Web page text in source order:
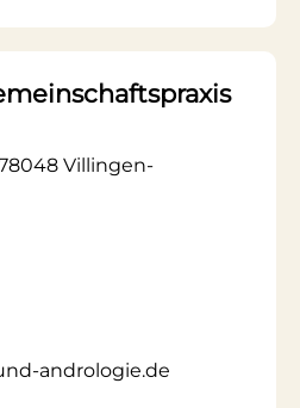
Villingen-
andrologie.de